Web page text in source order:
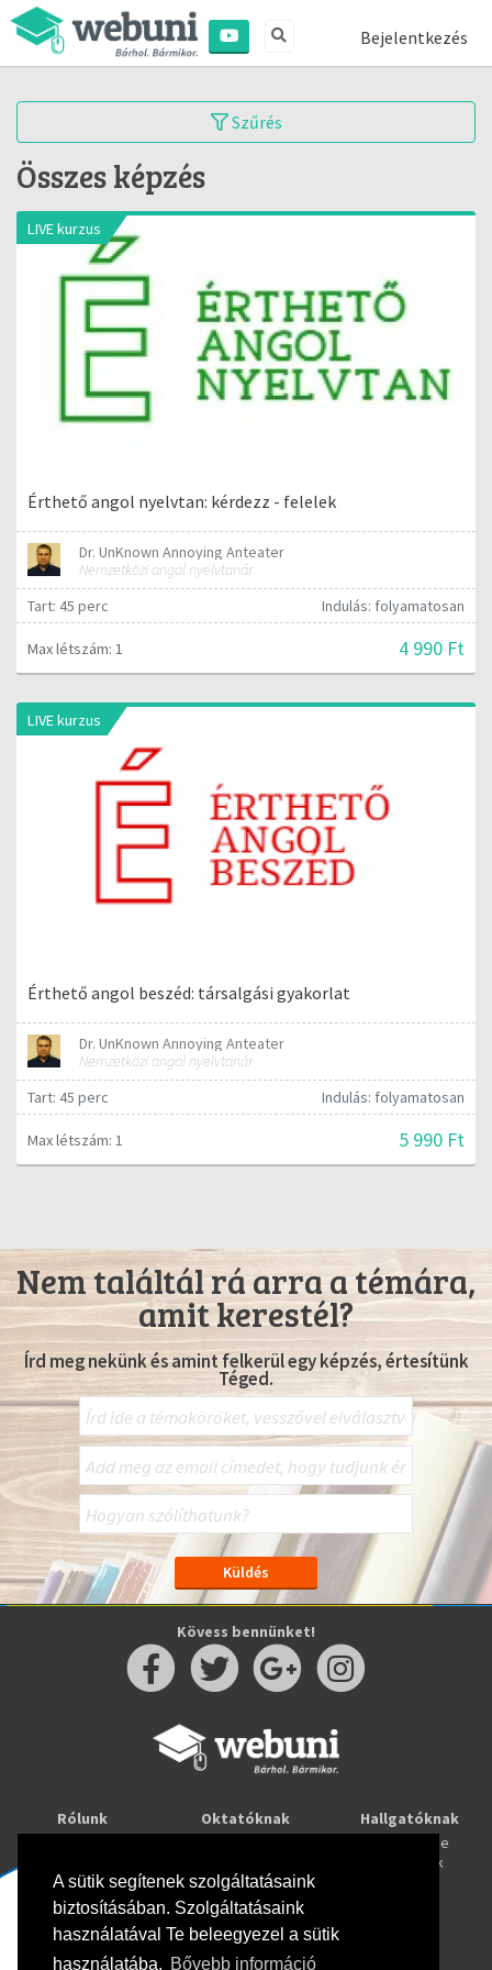
A sütik segítenek szolgáltatásaink
biztosításában. Szolgáltatásaink
használatával Te beleegyezel a sütik
használatába. Bővebb információ
Bejelentkezés
Szűrés
Összes képzés
LIVE kurzus
Érthető angol nyelvtan: kérdezz - felelek
Dr. UnKnown Annoying Anteater
Nemzetközi angol nyelvtanár
Tart: 45 perc
Indulás: folyamatosan
Max létszám: 1 4 990 Ft
LIVE kurzus
Érthető angol beszéd: társalgási gyakorlat
Dr. UnKnown Annoying Anteater
Nemzetközi angol nyelvtanár
Tart: 45 perc
Indulás: folyamatosan
Max létszám: 1 5 990 Ft
Nem találtál rá arra a témára,
amit kerestél?
Írd meg nekünk és amint felkerül egy képzés, értesítünk
Téged.
Kövess bennünket!
Rólunk
Oktatóknak
Webuni Stúdió
Hallgatóknak
Tanulj online
Képzések
Info
Adatkezelési tájékoztató
ÁSZF